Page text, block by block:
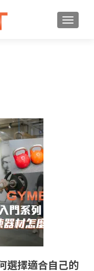
選擇適合自己的